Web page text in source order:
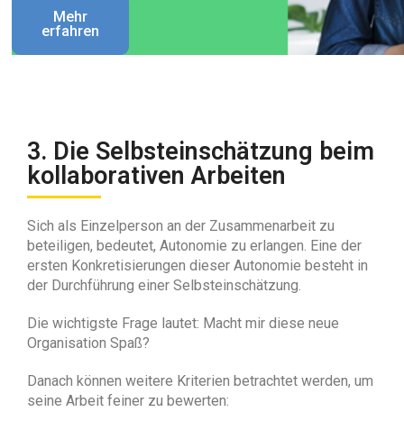
Mehr
erfahren
3. Die Selbsteinschätzung beim
kollaborativen Arbeiten
Sich als Einzelperson an der Zusammenarbeit zu
beteiligen, bedeutet, Autonomie zu erlangen. Eine der
ersten Konkretisierungen dieser Autonomie besteht in
der Durchführung einer Selbsteinschätzung.
Die wichtigste Frage lautet: Macht mir diese neue
Organisation Spaß?
Danach können weitere Kriterien betrachtet werden, um
seine Arbeit feiner zu bewerten: